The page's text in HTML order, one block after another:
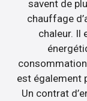
savent de
chauffage
chaleur. Il
est également
Un contrat